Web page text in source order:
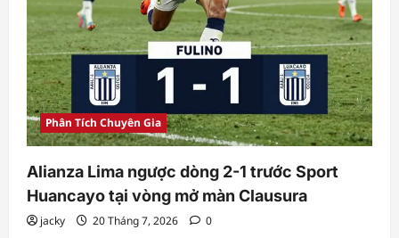
Phân Tích Chuyên Gia
Alianza Lima ngược dòng 2-1 trước Sport
Huancayo tại vòng mở màn Clausura
jacky 20 Tháng 7, 2026 0